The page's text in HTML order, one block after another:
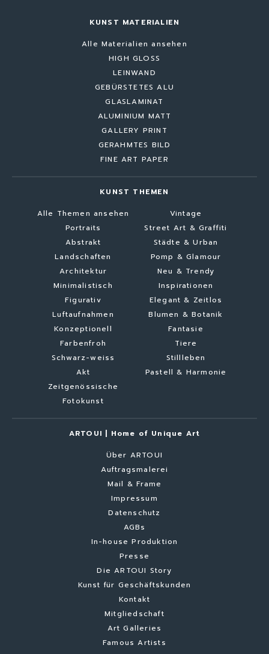
KUNST MATERIALIEN
Alle Materialien ansehen
HIGH GLOSS
LEINWAND
GEBÜRSTETES ALU
GLASLAMINAT
ALUMINIUM MATT
GALLERY PRINT
GERAHMTES BILD
FINE ART PAPER
KUNST THEMEN
Alle Themen ansehen
Portraits
Abstrakt
Landschaften
Architektur
Minimalistisch
Figurativ
Luftaufnahmen
Konzeptionell
Farbenfroh
Schwarz-weiss
Akt
Zeitgenössische
Fotokunst
Vintage
Street Art & Graffiti
Städte & Urban
Pomp & Glamour
Neu & Trendy
Inspirationen
Elegant & Zeitlos
Blumen & Botanik
Fantasie
Tiere
Stillleben
Pastell & Harmonie
ARTOUI | Home of Unique Art
Über ARTOUI
Auftragsmalerei
Mail & Frame
Impressum
Datenschutz
AGBs
In-house Produktion
Presse
Die ARTOUI Story
Kunst für Geschäftskunden
Kontakt
Mitgliedschaft
Art Galleries
Famous Artists